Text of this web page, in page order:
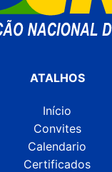
ATALHOS
Início
Convites
Calendario
Certificados